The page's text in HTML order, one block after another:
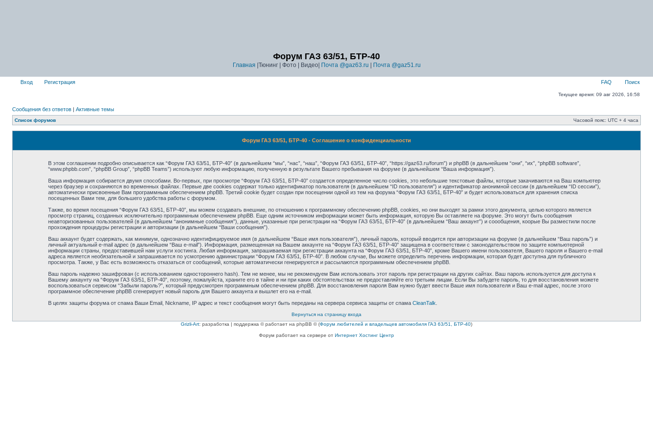
Форум ГАЗ 63/51, БТР-40
Главная |Тюнинг | Фото | Видео| Почта @gaz63.ru Почта @gaz51.ru
Вход Регистрация FAQ Поиск
Текущее время: 09 авг 2026, 16:58
Сообщения без ответов | Активные темы
Список форумов Часовой пояс: UTC + 4 часа
Форум ГАЗ 63/51, БТР-40 - Соглашение о конфиденциальности
В этом соглашении подробно описывается как “Форум ГАЗ 63/51, БТР-40” (в дальнейшем “мы”, “нас”, “наш”, “Форум ГАЗ 63/51, БТР-40”, “https://gaz63.ru/forum”) и phpBB (в дальнейшем “они”, “их”, “phpBB software”,
“www.phpbb.com”, “phpBB Group”, “phpBB Teams”) используют любую информацию, полученную в результате Вашего пребывания на форуме (в дальнейшем “Ваша информация”).
Ваша информация собирается двумя способами. Во-первых, при просмотре “Форум ГАЗ 63/51, БТР-40” создается определенное число cookies, это небольшие текстовые файлы, которые закачиваются на Ваш компьютер
через браузер и сохраняются во временных файлах. Первые две cookies содержат только идентификатор пользователя (в дальнейшем “ID пользователя”) и идентификатор анонимной сессии (в дальнейшем “ID сессии”),
автоматически присвоенные Вам программным обеспечением phpBB. Третий cookie будет создан при посещении одной из тем на форума “Форум ГАЗ 63/51, БТР-40” и будет использоваться для хранения списка
посещенных Вами тем, для большего удобства работы с форумом.
Также, во время посещения “Форум ГАЗ 63/51, БТР-40”, мы можем создавать внешние, по отношению к программному обеспечению phpBB, cookies, но они выходят за рамки этого документа, целью которого является
просмотр страниц, созданных исключительно программным обеспечением phpBB. Еще одним источником информации может быть информация, которую Вы оставляете на форуме. Это могут быть сообщения
неавторизованных пользователей (в дальнейшем “анонимные сообщения”), данные, указанные при регистрации на “Форум ГАЗ 63/51, БТР-40” (в дальнейшем “Ваш аккаунт”) и соообщения, коорые Вы разместили после
прохождения процедуры регистрации и авторизации (в дальнейшем “Ваши сообщения”).
Ваш аккаунт будет содержать, как минимум, однозначно идентифицируемое имя (в дальнейшем “Ваше имя пользователя”), личный пароль, который вводится при авторизации на форуме (в дальнейшем “Ваш пароль”) и
личный актуальный e-mail адрес (в дальнейшем “Ваш e-mail”). Информация, размещенная на Вашем аккаунте на “Форум ГАЗ 63/51, БТР-40” защищена в соответствии с законодательством по защите компьютерной
информации страны, предоставившей нам услуги хостинга. Любая информация, запрашиваемая при регистрации аккаунта на “Форум ГАЗ 63/51, БТР-40”, кроме Вашего имени пользователя, Вашего пароля и Вашего e-mail
адреса является необязательной и запрашивается по усмотрению администрации “Форум ГАЗ 63/51, БТР-40”. В любом случае, Вы можете определить перечень информации, которая будет доступна для публичного
просмотра. Также, у Вас есть возможность отказаться от сообщений, которые автоматически генерируются и рассылаются программным обеспечением phpBB.
Ваш пароль надежно зашифрован (с использованием одностороннего hash). Тем не менее, мы не рекомендуем Вам использовать этот пароль при регистрации на других сайтах. Ваш пароль используется для доступа к
Вашему аккаунту на “Форум ГАЗ 63/51, БТР-40”, поэтому, пожалуйста, храните его в тайне и ни при каких обстоятельствах не предоставляйте его третьим лицам. Если Вы забудете пароль, то для восстановления можете
воспользоваться сервисом “Забыли пароль?”, который предусмотрен программным обеспечением phpBB. Для восстановления пароля Вам нужно будет ввести Ваше имя пользователя и Ваш e-mail адрес, после этого
программное обеспечение phpBB сгенерирует новый пароль для Вашего аккаунта и вышлет его на e-mail.
В целях защиты форума от спама Ваши Email, Nickname, IP адрес и текст сообщения могут быть переданы на сервера сервиса защиты от спама CleanTalk
Вернуться на страницу входа
Grizli-Art: разработка | поддержка © работает на phpBB © (Форум любителей и владельцев автомобиля ГАЗ 63/51, БТР-40)
Форум работает на сервере от Интернет Хостинг Центр